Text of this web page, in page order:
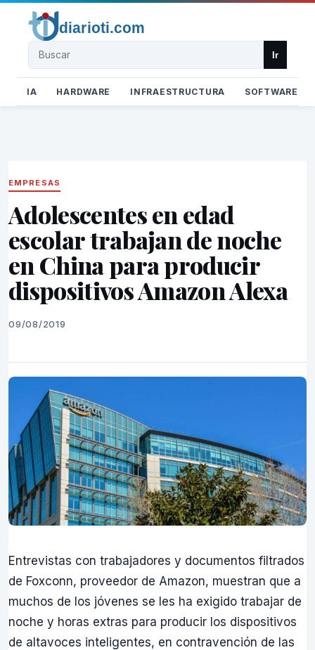
Buscar Ir
IA HARDWARE INFRAESTRUCTURA SOFTWARE
EMPRESAS
Adolescentes en edad
escolar trabajan de noche
en China para producir
dispositivos Amazon Alexa
09/08/2019
Entrevistas con trabajadores y documentos filtrados
de Foxconn, proveedor de Amazon, muestran que a
muchos de los jóvenes se les ha exigido trabajar de
noche y horas extras para producir los dispositivos
de altavoces inteligentes, en contravención de las